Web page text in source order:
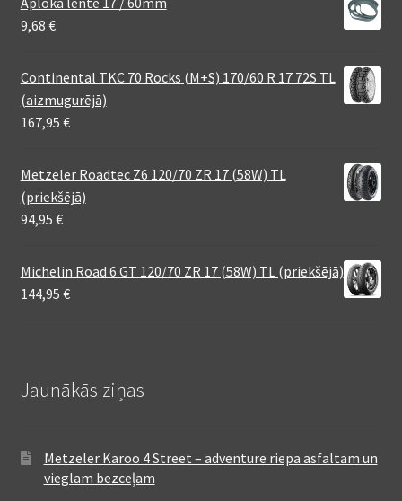
9,68 €
Continental TKC 70 Rocks (M+S) 170/60 R 17 72S TL
(aizmugurējā)
167,95 €
Metzeler Roadtec Z6 120/70 ZR 17 (58W) TL
(priekšējā)
94,95 €
Michelin Road 6 GT 120/70 ZR 17 (58W) TL (priekšējā)
144,95 €
Jaunākās ziņas
Metzeler Karoo 4 Street – adventure riepa asfaltam un
vieglam bezceļam